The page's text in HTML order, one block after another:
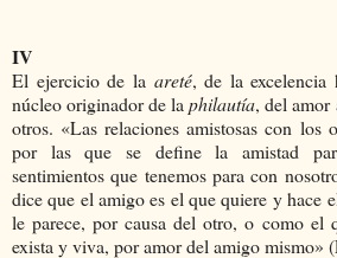
IV
El ejercicio de la areté, de la excelencia
núcleo originador de laphilautía, del amor
otros. «Las relaciones amistosas con los
por las que se define la amistad
sentimientos que tenemos para con
dice que el amigo es el que quiere y hace
le parece, por causa del otro, o como el
exista y viva, por amor del amigo mismo»